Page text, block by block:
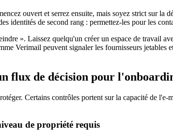
ouvert et serrez ensuite, mais soyez strict sur
identités de second rang : permettez-les pour les
». Laissez quelqu'un créer un espace de travail
Verimail peuvent signaler les fournisseurs
flux de décision pour
Certains contrôles portent sur la capacité de
de propriété requis